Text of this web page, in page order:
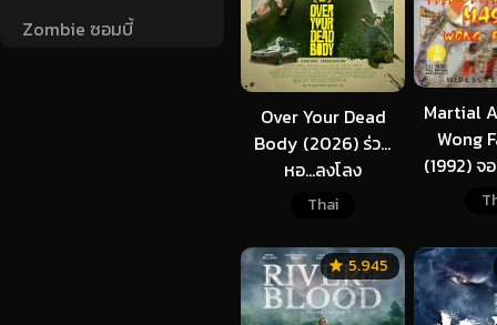
Zombie ซอมบี้
Over Your Dead
Body (2026) ร่วม
หอ…ลงโลง
Thai
Martial
Wong
(1992) จ
ไ
5.945